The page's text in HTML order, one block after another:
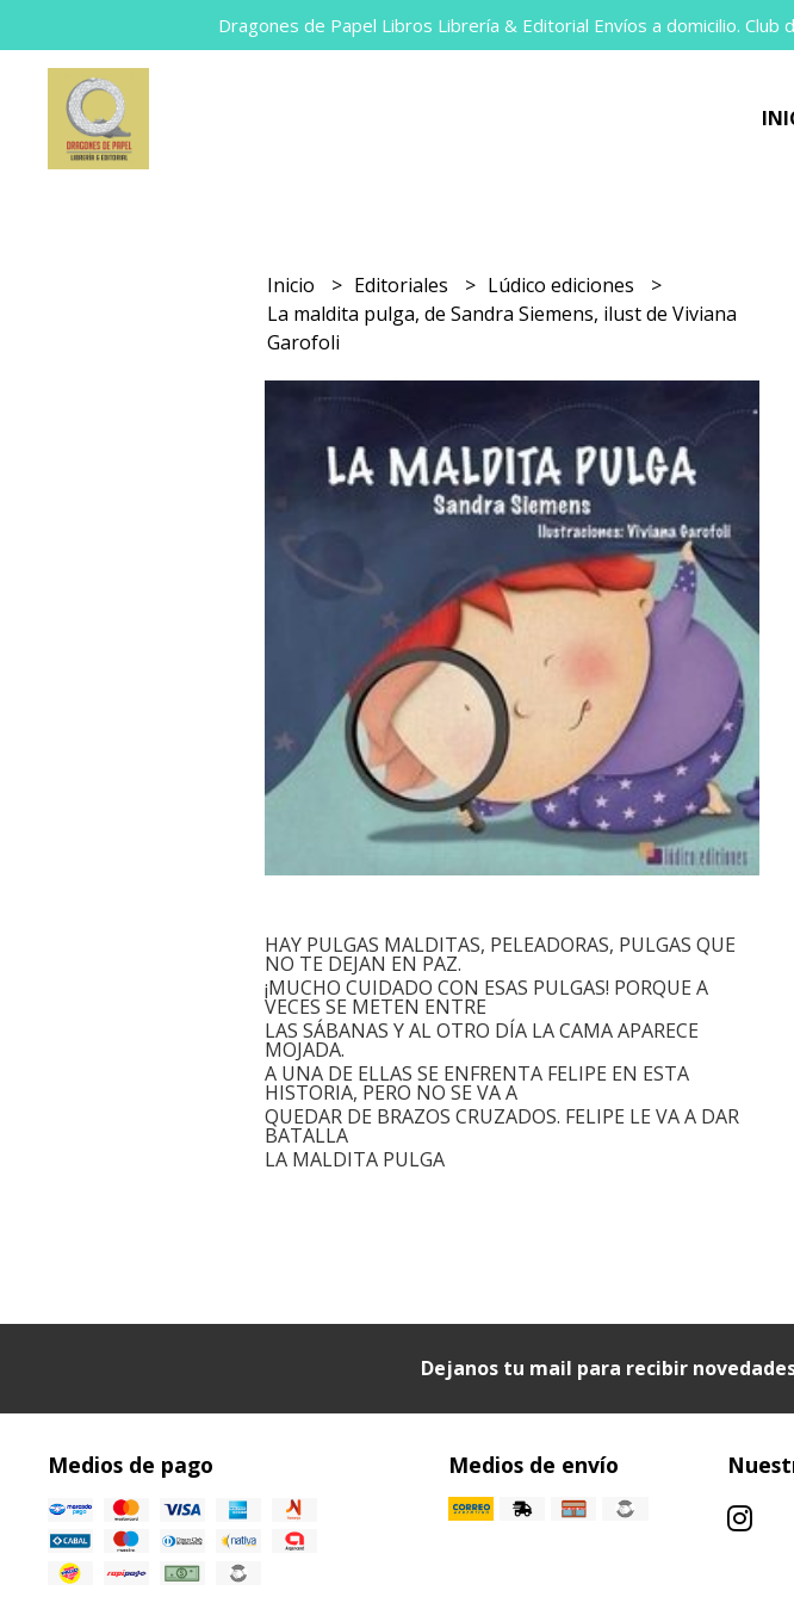
Dragones de Papel Libros Librería & Editorial Envíos a domicilio.
Inicio Editoriales
Lúdico ediciones
La maldita pulga, de Sandra Siemens, ilust de Viviana
Garofoli
HAY PULGAS MALDITAS, PELEADORAS, PULGAS QUE
NO TE DEJAN EN PAZ.
¡MUCHO CUIDADO CON ESAS PULGAS! PORQUE A
VECES SE METEN ENTRE
LAS SÁBANAS Y AL OTRO DÍA LA CAMA APARECE
MOJADA.
A UNA DE ELLAS SE ENFRENTA FELIPE EN ESTA
HISTORIA, PERO NO SE VA A
QUEDAR DE BRAZOS CRUZADOS. FELIPE LE VA A DAR
BATALLA
LA MALDITA PULGA
Dejanos tu mail para recibir
Medios de pago Medios de envío